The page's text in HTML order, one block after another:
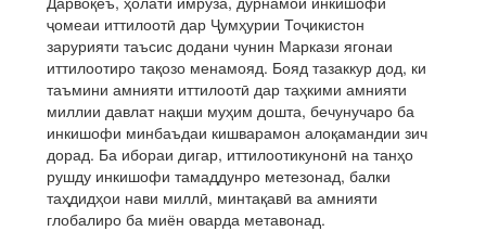
ҷомеаи иттилоотӣ дар Ҷумҳурии Тоҷикистон
зарурияти таъсис додани чунин Маркази ягонаи
иттилоотиро тақозо менамояд. Бояд тазаккур дод, ки
таъмини амнияти иттилоотӣ дар таҳкими амнияти
миллии давлат нақши муҳим дошта, бечунучаро ба
инкишофи минбаъдаи кишварамон алоқамандии зич
дорад. Ба ибораи дигар, иттилоотикунонӣ на танҳо
рушду инкишофи тамаддунро метезонад, балки
таҳдидҳои нави миллӣ, минтақавӣ ва амнияти
глобалиро ба миён оварда метавонад.